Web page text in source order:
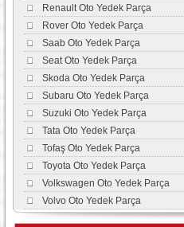
Renault Oto Yedek Parça
Rover Oto Yedek Parça
Saab Oto Yedek Parça
Seat Oto Yedek Parça
Skoda Oto Yedek Parça
Subaru Oto Yedek Parça
Suzuki Oto Yedek Parça
Tata Oto Yedek Parça
Tofaş Oto Yedek Parça
Toyota Oto Yedek Parça
Volkswagen Oto Yedek Parça
Volvo Oto Yedek Parça